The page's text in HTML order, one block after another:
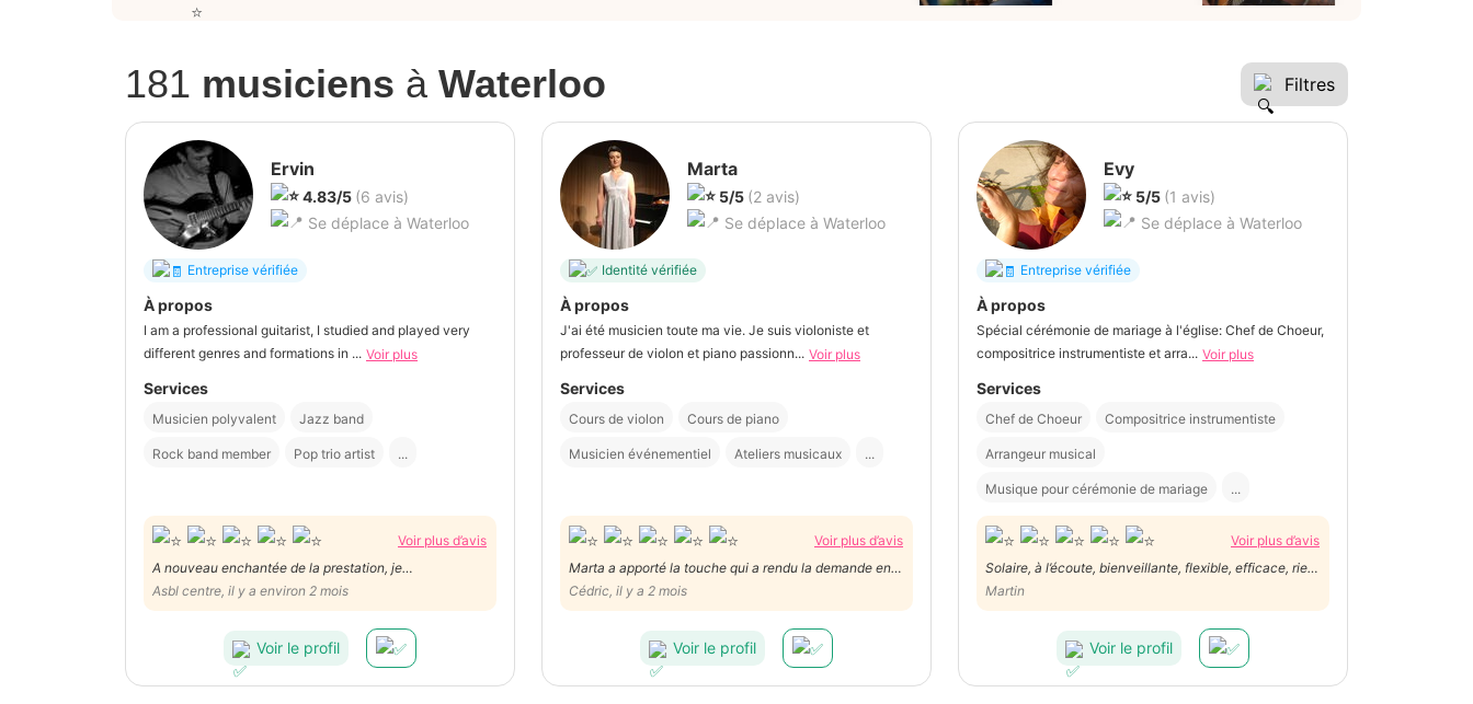
181 musiciens à Waterloo Filtres
Ervin
4.83/5 (6 avis)
Se déplace à Waterloo
Entreprise vérifiée
À propos
I am a professional guitarist, I studied and played very
different genres and formations in ... Voir plus
Services
Musicien polyvalent Jazz band
Rock band member Pop trio artist ...
Voir plus d’avis
A nouveau enchantée de la prestation, je
recommande.
Asbl centre, il y a environ 2 mois
Voir le profil
Marta
5/5 (2 avis)
Se déplace à Waterloo
Identité vérifiée
À propos
J'ai été musicien toute ma vie. Je suis violoniste et
professeur de violon et piano passionn... Voir plus
Services
Cours de violon Cours de piano
Musicien événementiel Ateliers musicaux ...
Voir plus d’avis
Marta a apporté la touche qui a rendu la demande en
mariage exceptionnelle. Super à l’écoute et flexible.
Douce et présente discrètement. Sans oublier le plus
important : son talent !
Cédric, il y a 2 mois
Voir le profil
Evy
5/5 (1 avis)
Se déplace à Waterloo
Entreprise vérifiée
À propos
Spécial cérémonie de mariage à l'église: Chef de Choeur,
compositrice instrumentiste et arra... Voir plus
Services
Chef de Choeur Compositrice instrumentiste
Arrangeur musical
Musique pour cérémonie de mariage ...
Voir plus d’avis
Solaire, à l’écoute, bienveillante, flexible, efficace, rien
à redire ! La personne à avoir à ses côtés pour mener à
bien vos projets ! 👍🏻👍🏻
Martin
Voir le profil